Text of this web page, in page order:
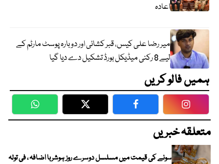
اعادہ
میر رضا علی کیس، قبر کشائی اور دوبارہ پوسٹ مارٹم کے
لیے 8 رکنی میڈیکل بورڈ تشکیل دے دیا گیا
ہمیں فالو کریں
WhatsApp Twitter Facebook
متعلقہ خبریں
سونے کی قیمت میں مسلسل دوسرے روز ہوشربا اضافہ ، فی تولہ